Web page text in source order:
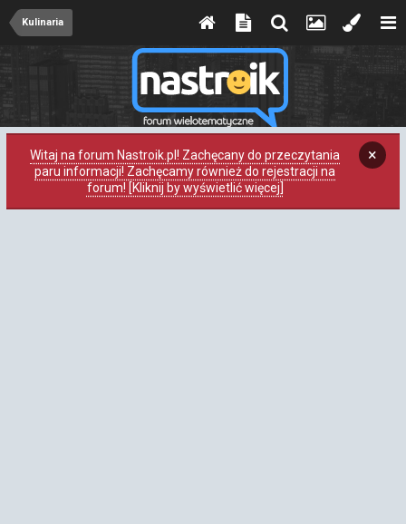
Kulinaria
Witaj na forum Nastroik.pl! Zachęcany do przeczytania
paru informacji! Zachęcamy również do rejestracji na
forum! [Kliknij by wyświetlić więcej]
×